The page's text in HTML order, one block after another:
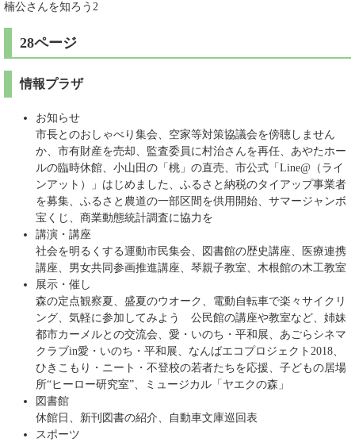
楠公さんを知ろう2
28ページ
情報プラザ
お知らせ
市長とのおしゃべり集会、空家等対策協議会を傍聴しません
か、市有財産を売却、監査委員に村治さんを再任、あやたホー
ルの臨時休館、小山田の「桃」の直売、市公式「Line@（ライ
ンアット）」はじめました、ふるさと納税のタイアップ事業者
を募集、ふるさと農道の一部区間を供用開始、サマージャンボ
宝くじ、商業動態統計調査に協力を
講演・講座
社会を明るくする運動市民集会、図書館の歴史講座、医療連携
講座、男女共同参画推進講座、琴親子教室、木根館の木工教室
展示・催し
森の定点観察夏、盛夏のウオーク、電動自転車で楽々サイクリ
ング、気軽に参加してみよう 公民館の講座や教室など、姉妹
都市カーメルとの交流会、愛・いのち・平和展、あごらシネマ
クラブin愛・いのち・平和展、なんばエコプロジェクト2018、
ひきこもり・ニート・不登校の若者たちを応援、子どもの居場
所“ヒーロー研究室”、ミュージカル「ヤエクの森」
図書館
休館日、新刊図書の紹介、自動車文庫巡回表
スポーツ